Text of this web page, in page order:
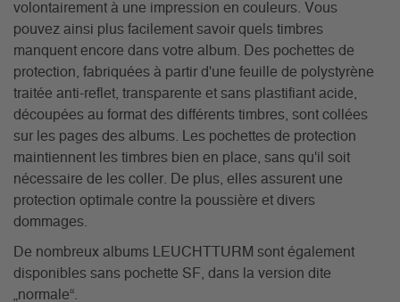
volontairement à une impression en couleurs. Vous
pouvez ainsi plus facilement savoir quels timbres
manquent encore dans votre album. Des pochettes de
protection, fabriquées à partir d'une feuille de polystyrène
traitée anti-reflet, transparente et sans plastifiant acide,
découpées au format des différents timbres, sont collées
sur les pages des albums. Les pochettes de protection
maintiennent les timbres bien en place, sans qu'il soit
nécessaire de les coller. De plus, elles assurent une
protection optimale contre la poussière et divers
dommages.
De nombreux albums LEUCHTTURM sont également
disponibles sans pochette SF, dans la version dite
„normale“.